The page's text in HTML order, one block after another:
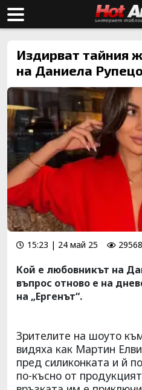
Издирват тайния
на Даниела
15:23 | 24 май 25 29568
Кой е любовникът на
въпрос отново е на
на „Ергенът“.
Зрителите на шоуто
видяха как Мартин
пред силиконката и й
по-късно от